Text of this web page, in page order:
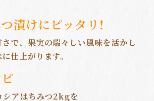
漬けにピッタリ!
で、果実の瑞々しい風味を活かし
仕上がります。
アはちみつ2kgを